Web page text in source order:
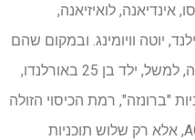
לואיזיאנה,
יוטה וויומינג. ובמקום שהם
זמינים, האפשרויות הן מעטות. השנה, למשל, ילד בן 25 באורלנדו,
הייתה בחירה של 61 תוכניות "ברונזה", רמת הכיסוי הזולה
ביותר העומדת לרשות כל קונים ACA, אלא רק שלוש תוכניות